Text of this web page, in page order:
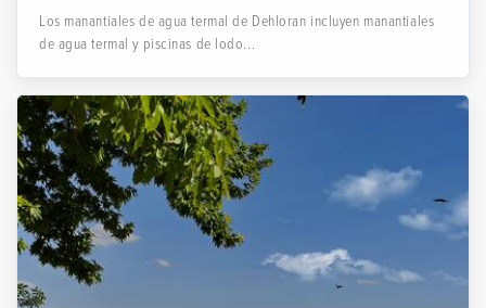
Los manantiales de agua termal de Dehloran incluyen manantiales
de agua termal y piscinas de lodo...